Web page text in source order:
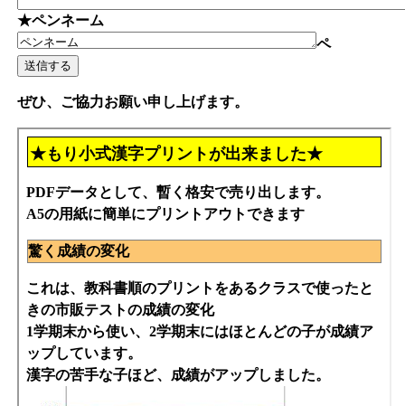
★ペンネーム
ペ
ぜひ、ご協力お願い申し上げます。